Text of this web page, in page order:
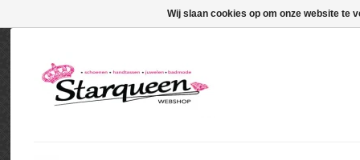
Wij slaan cookies op om onze website te